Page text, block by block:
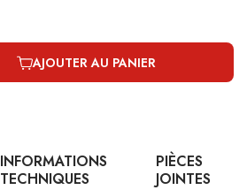
AJOUTER AU PANIER
INFORMATIONS
TECHNIQUES
PIÈCES
JOINTES